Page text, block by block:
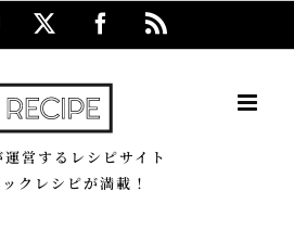
YouTube Facebook
営するレシピサイト
クレシピが満載！